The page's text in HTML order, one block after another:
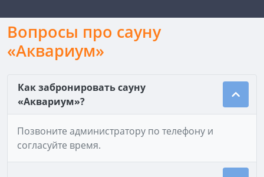
Вопросы про сауну
«Аквариум»
Как забронировать сауну
«Аквариум»?
Позвоните администратору по телефону и
согласуйте время.